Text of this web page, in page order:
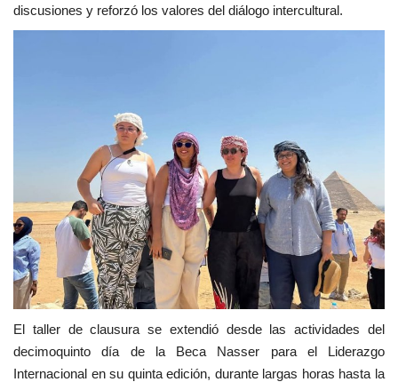
discusiones y reforzó los valores del diálogo intercultural.
El taller de clausura se extendió desde las actividades del
decimoquinto día de la Beca Nasser para el Liderazgo
Internacional en su quinta edición, durante largas horas hasta la